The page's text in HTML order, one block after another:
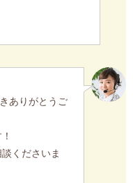
ありがとうご
くださいま